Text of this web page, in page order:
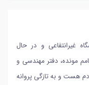
غیرانتفاعی و در حال
مونده، دفتر مهندسی و
خودم هست و به تازگی پروانه